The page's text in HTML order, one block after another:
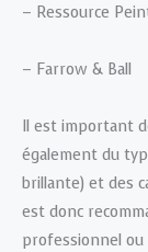
– Ressource
– Farrow & Ball
Il est important
également du
brillante) et des
est donc
professionnel ou